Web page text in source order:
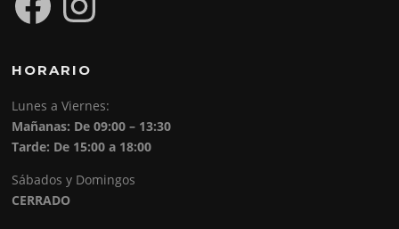
HORARIO
Lunes a Viernes:
Mañanas: De 09:00 – 13:30
Tarde: De 15:00 a 18:00
Sábados y Domingos
CERRADO